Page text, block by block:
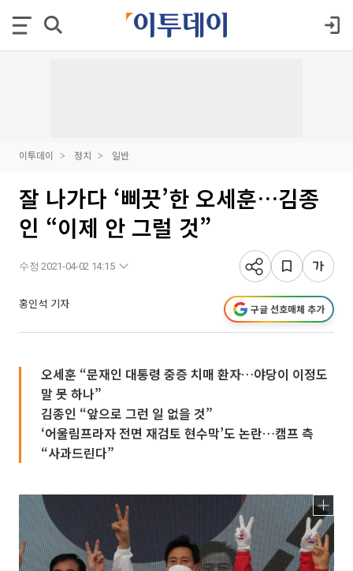
이투데이 정치 일반
잘 나가다 ‘삐끗’한 오세훈…김종
인 “이제 안 그럴 것”
수정 2021-04-02 14:15
홍인석 기자 구글 선호매체 추가
오세훈 “문재인 대통령 중증 치매 환자…야당이 이정도
말 못 하나”
김종인 “앞으로 그런 일 없을 것”
‘어울림프라자 전면 재검토 현수막’도 논란…캠프 측
“사과드린다”